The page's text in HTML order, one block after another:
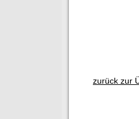
zurück zur